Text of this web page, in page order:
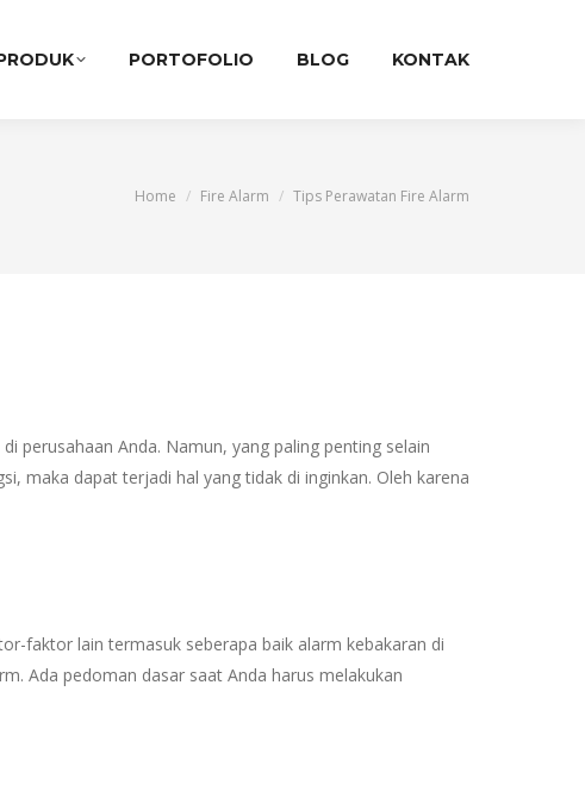
PORTOFOLIO BLOG KONTAK
You are here:
Home Fire Alarm Tips Perawatan Fire Alarm
perusahaan Anda. Namun, yang paling penting selain
maka dapat terjadi hal yang tidak di inginkan. Oleh karena
faktor lain termasuk seberapa baik alarm kebakaran di
Ada pedoman dasar saat Anda harus melakukan